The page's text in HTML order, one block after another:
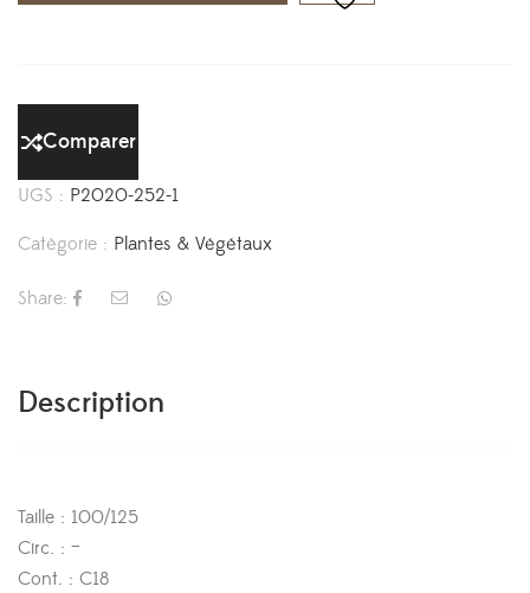
Comparer
UGS : P2020-252-1
Catégorie : Plantes & Végétaux
Share:
Description
Taille : 100/125
Circ. : –
Cont. : C18